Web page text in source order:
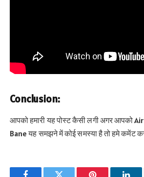
Conclusion:
आपको हमारी यह पोस्ट कैसी लगी अगर आपको
Bane यह समझने में कोई समस्या है तो हमे कमेंट